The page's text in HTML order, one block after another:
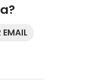
EMAIL